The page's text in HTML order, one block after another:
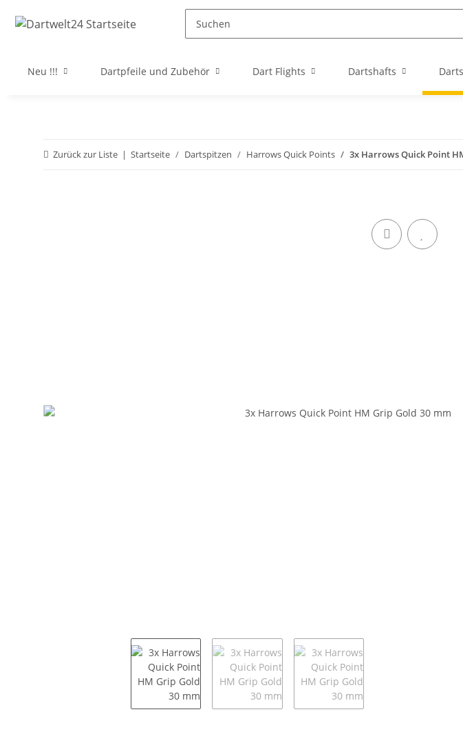
Neu !!! Dartpfeile und Zubehör Dart Flights Dartshafts
Zurück zur Liste Startseite Dartspitzen Harrows Quick Points 3x Harrows Quick Point